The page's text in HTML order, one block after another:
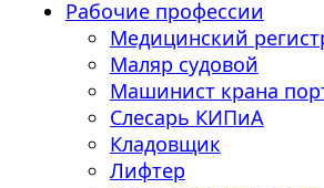
Рабочие профессии
Медицинский
Маляр судовой
Машинист крана
Слесарь КИПиА
Кладовщик
Лифтер